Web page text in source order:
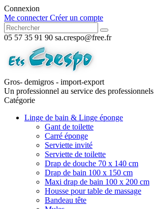
Connexion
Me connecter Créer un compte
05 57 35 91 90 sa.crespo@free.fr
Gros- demigros - import-export
Un professionnel au service des professionnels
Catégorie
Linge de bain & Linge éponge
Gant de toilette
Carré éponge
Serviette invité
Serviette de toilette
Drap de douche 70 x 140 cm
Drap de bain 100 x 150 cm
Maxi drap de bain 100 x 200 cm
Housse pour table de massage
Bandeau tête